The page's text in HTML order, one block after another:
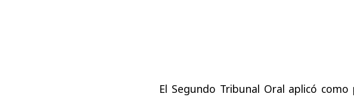
El Segundo Tribunal Oral aplicó